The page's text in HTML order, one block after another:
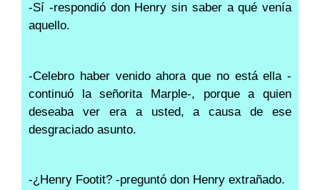
-Sí -respondió don Henry sin saber a qué venía
aquello.
-Celebro haber venido ahora que no está ella -
continuó la señorita Marple-, porque a quien
deseaba ver era a usted, a causa de ese
desgraciado asunto.
-¿Henry Footit? -preguntó don Henry extrañado.